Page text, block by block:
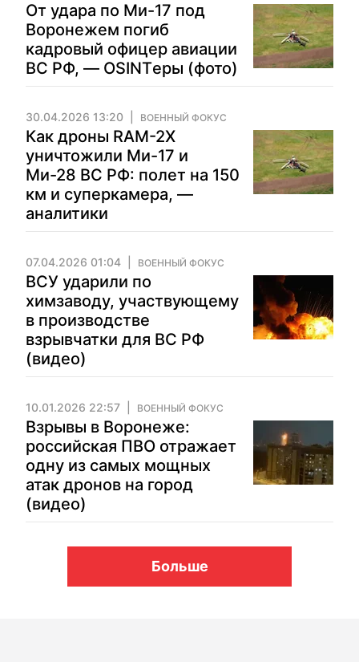
От удара по Ми-17 под
Воронежем погиб
кадровый офицер авиации
ВС РФ, — OSINTеры (фото)
30.04.2026 13:20 ВОЕННЫЙ ФОКУС
Как дроны RAM-2X
уничтожили Ми-17 и
Ми-28 ВС РФ: полет на 150
км и суперкамера, —
аналитики
07.04.2026 01:04 ВОЕННЫЙ ФОКУС
ВСУ ударили по
химзаводу, участвующему
в производстве
взрывчатки для ВС РФ
(видео)
10.01.2026 22:57 ВОЕННЫЙ ФОКУС
Взрывы в Воронеже:
российская ПВО отражает
одну из самых мощных
атак дронов на город
(видео)
Больше